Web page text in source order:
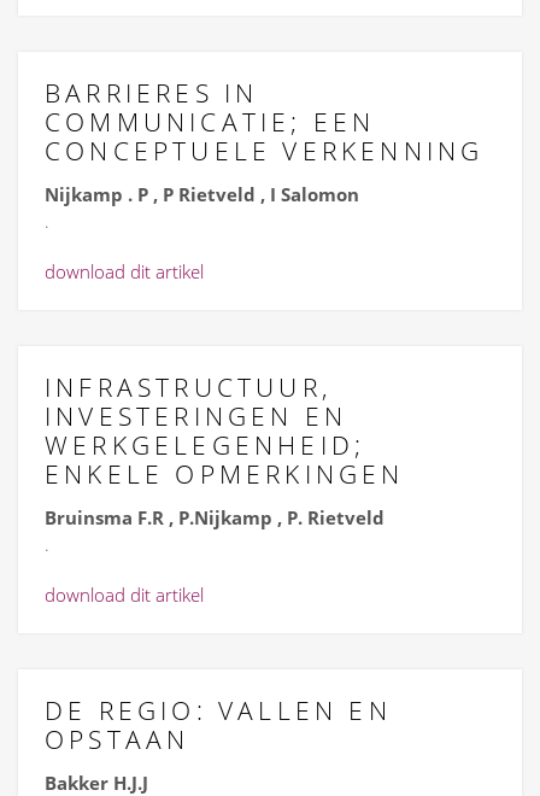
BARRIERES IN
COMMUNICATIE; EEN
CONCEPTUELE VERKENNING
Nijkamp . P , P Rietveld , I Salomon
.
download dit artikel
INFRASTRUCTUUR,
INVESTERINGEN EN
WERKGELEGENHEID;
ENKELE OPMERKINGEN
Bruinsma F.R , P.Nijkamp , P. Rietveld
.
download dit artikel
DE REGIO: VALLEN EN
OPSTAAN
Bakker H.J.J